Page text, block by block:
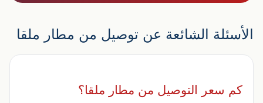
الأسئلة الشائعة عن توصيل من مطار ملقا
كم سعر التوصيل من مطار ملقا؟